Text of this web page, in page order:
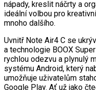
nápady, kreslit náčrty a
ideální volbou pro
mnoho dalšího.
Uvnitř Note Air4 C se
a technologie BOOX
rychlou odezvu a plynulý
systému Android, který
umožňuje uživatelům
Google Play. Ať už jako